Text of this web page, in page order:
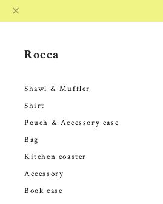
Rocca
Shawl & Muffler
Shirt
Pouch & Accessory case
Bag
Kitchen coaster
Accessory
Book case